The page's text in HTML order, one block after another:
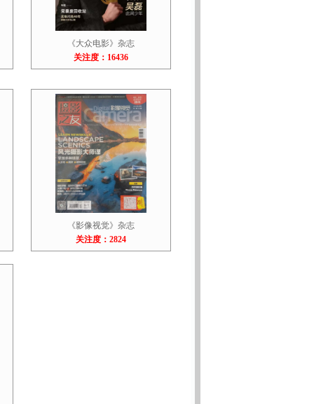
《大众电影》杂志
关注度：16436
《影像视觉》杂志
关注度：2824